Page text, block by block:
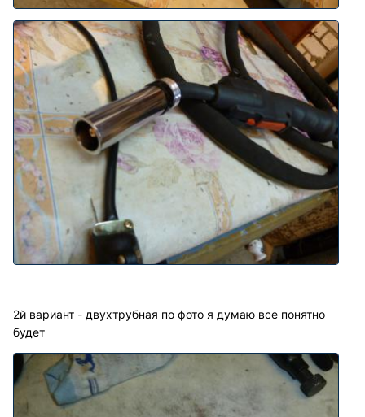
2й вариант - двухтрубная по фото я думаю все понятно
будет